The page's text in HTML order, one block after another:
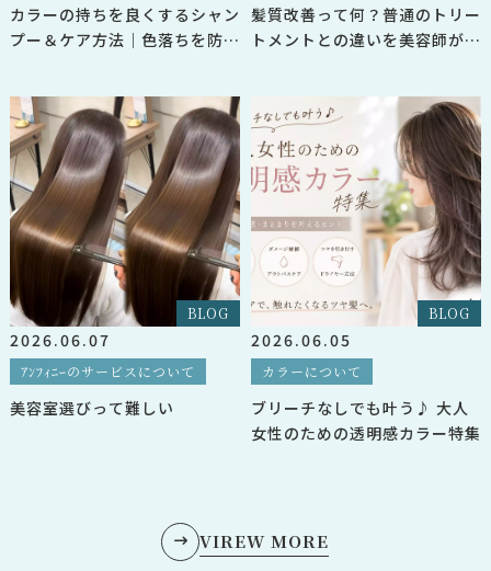
カラーの持ちを良くするシャン
プー＆ケア方法｜色落ちを防い
髪質改善って何？普通のトリー
トメントとの違いを美容師が解
BLOG
2026.06.07
ｱﾝﾌｨﾆｰのサービスについて
美容室選びって難しい
BLOG
2026.06.05
カラーについて
ブリーチなしでも叶う♪ 大人
女性のための透明感カラー特集
VIREW MORE